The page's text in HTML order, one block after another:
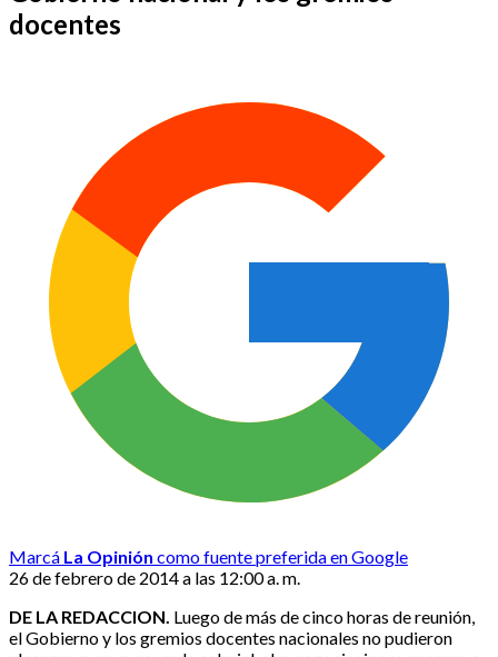
docentes
Marcá La Opinión como fuente preferida en Google
26 de febrero de 2014 a las 12:00 a. m.
DE LA REDACCION. Luego de más de cinco horas de reunión,
el Gobierno y los gremios docentes nacionales no pudieron